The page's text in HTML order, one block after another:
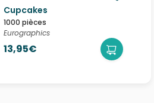
Cupcakes
1000 pièces
Eurographics
13,95€